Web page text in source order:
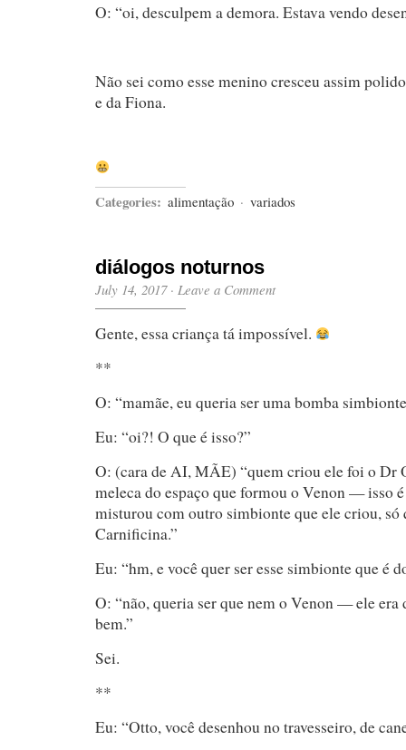
O: “oi, desculpem a demora. Estava vendo
Não sei como esse menino cresceu assim
e da Fiona.
Categories: alimentação · variados
diálogos noturnos
July 14, 2017· Leave a Comment
Gente, essa criança tá impossível.
**
O: “mamãe, eu queria ser uma bomba
Eu: “oi?! O que é isso?”
O: (cara de AI, MÃE) “quem criou ele foi o Dr
meleca do espaço que formou o Venon — isso
misturou com outro simbionte que ele criou, só
Carnificina.”
Eu: “hm, e você quer ser esse simbionte que é
O: “não, queria ser que nem o Venon — ele era
bem.”
Sei.
**
Eu: “Otto, você desenhou no travesseiro, de